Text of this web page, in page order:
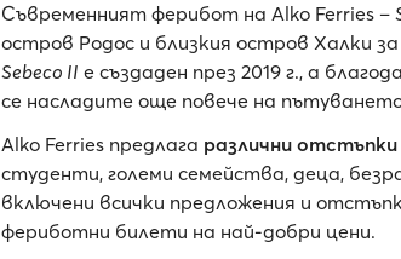
Съвременният ферибот на Alko Ferries –
остров Родос и близкия остров Халки за
Sebeco II е създаден през 2019 г., а
се насладите още повече на
Alko Ferries предлага различни отстъпки
студенти, големи семейства, деца,
включени всички предложения и
фериботни билети на най-добри цени.